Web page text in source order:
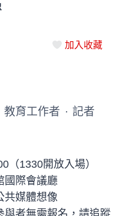
加入收藏
教育工作者 · 記者
（1330開放入場）
國際會議廳
共媒體想像
與者無需報名，請追蹤